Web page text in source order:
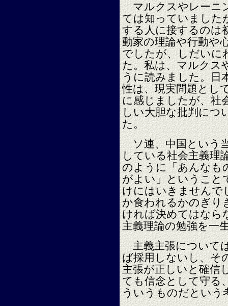
マルクスやレーニ
ては知っていました
する人に接するのは
動家の理論や行動や
でしたが、しだいに
た。私は、マルクス
うに読みました。日
性は、現実問題とし
に感じましたが、社
しい大胆な批判につ
た。
ソ連、中国という
している社会主義理
のように「あんなも
がよい」ということ
けにはいきませんで
か食われるかのぎり
ければ決めてはなら
主義理論の勉強を一
主義主張について
ば採用しないし、そ
主張が正しいと確信
ても信念として守る
ういうものだという